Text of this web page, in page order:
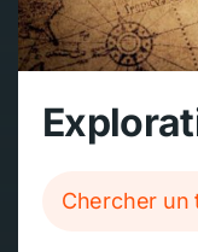
Chercher un